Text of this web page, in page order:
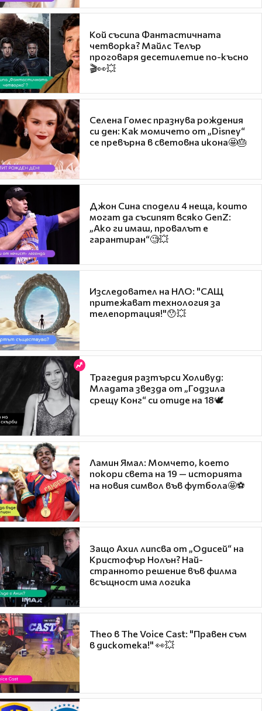
Кой съсипа Фантастичната
четворка? Майлс Телър
проговаря десетилетие по-късно
🎬👀💥
Селена Гомес празнува рождения
си ден: Как момичето от „Disney“
се превърна в световна икона🤩🎂
Джон Сина сподели 4 неща, които
могат да съсипят всяко GenZ:
„Ако ги имаш, провалът е
гарантиран“🧐💥
Изследовател на НЛО: "САЩ
притежават технология за
телепортация!"😯💥
Трагедия разтърси Холивуд:
Младата звезда от „Годзила
срещу Конг“ си отиде на 18🕊️
Ламин Ямал: Момчето, което
покори света на 19 — историята
на новия символ във футбола🤩⚽
Защо Ахил липсва от „Одисей“ на
Кристофър Нолън? Най-
странното решение във филма
всъщност има логика
Theo в The Voice Cast: "Правен съм
в дискотека!" 👀💥